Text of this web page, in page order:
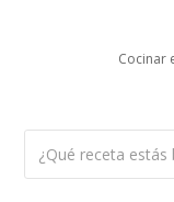
Cocinar